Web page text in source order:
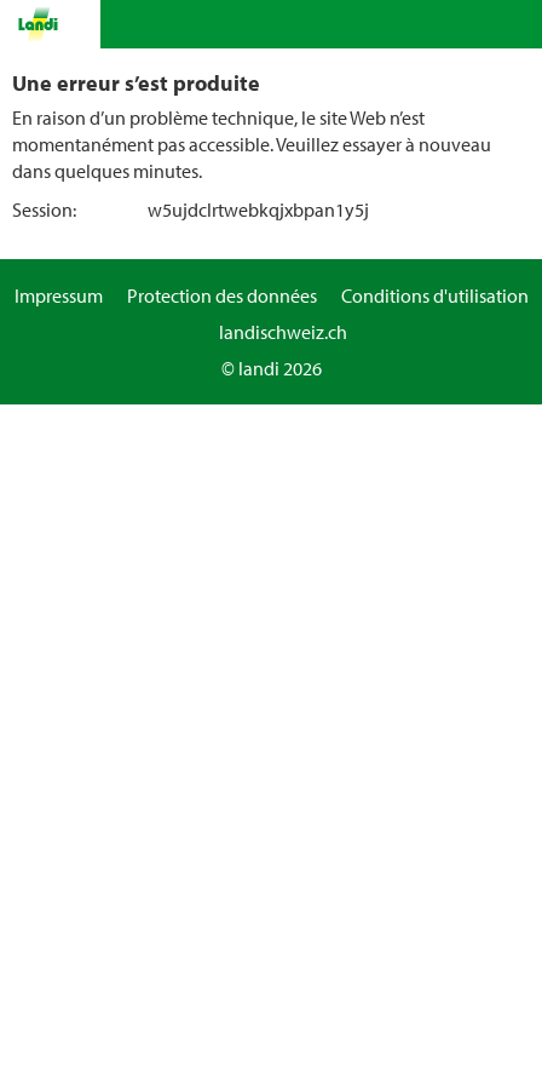
Une erreur s’est produite
En raison d’un problème technique, le site Web n’est
momentanément pas accessible. Veuillez essayer à nouveau
dans quelques minutes.
Session:
w5ujdclrtwebkqjxbpan1y5j
Impressum Protection des données
Conditions d'utilisation
landischweiz.ch
© landi 2026